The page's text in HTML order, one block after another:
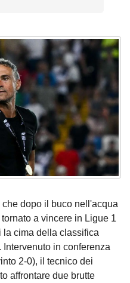
dopo il buco nell'acqua
a vincere in Ligue 1
la cima della classifica
. Intervenuto in conferenza
2-0), il tecnico dei
affrontare due brutte